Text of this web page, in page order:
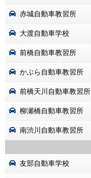
赤城自動車教習所
大渡自動車学校
前橋自動車教習所
かぶら自動車教習所
前橋天川自動車教習所
柳瀬橋自動車教習所
南渋川自動車教習所
友部自動車学校